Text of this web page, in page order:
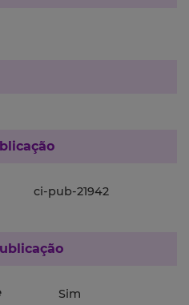
ci-pub-21942
Sim